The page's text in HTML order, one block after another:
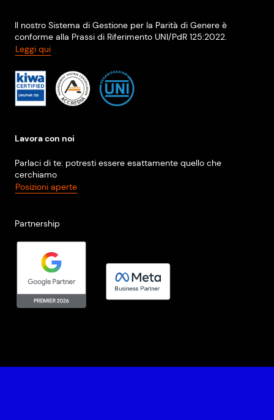
Il nostro Sistema di Gestione per la Parità di Genere è
conforme alla Prassi di Riferimento UNI/PdR 125:2022.
Leggi qui
Lavora con noi
Parlaci di te: potresti essere esattamente quello che
cerchiamo
Posizioni aperte
Partnership